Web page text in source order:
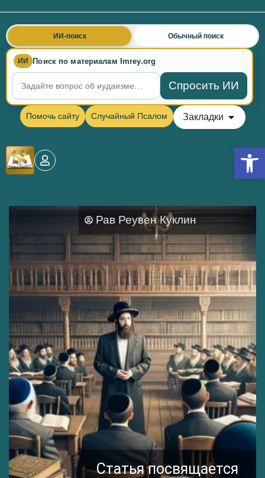
ИИ Поиск по материалам Imrey.org
Спросить ИИ
ИИ-поиск Обычный поиск
Помочь сайту Случайный Псалом Закладки
Рав Реувен Куклин
Статья посвящается